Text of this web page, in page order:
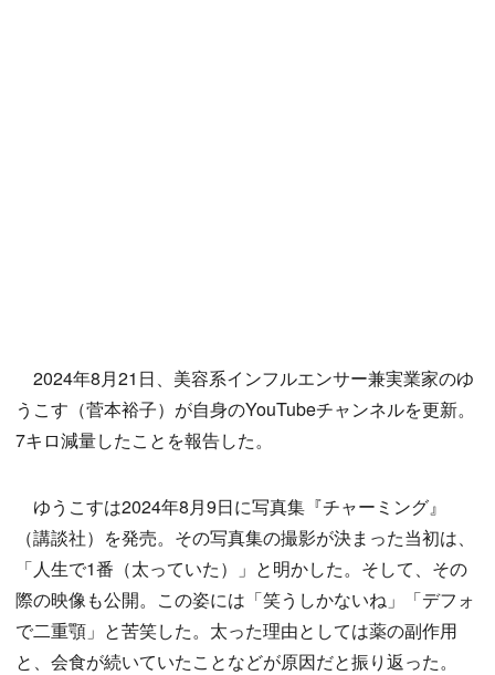
2024年8月21日、美容系インフルエンサー兼実業家のゆ
うこす（菅本裕子）が自身のYouTubeチャンネルを更新。
7キロ減量したことを報告した。
ゆうこすは2024年8月9日に写真集『チャーミング』
（講談社）を発売。その写真集の撮影が決まった当初は、
「人生で1番（太っていた）」と明かした。そして、その
際の映像も公開。この姿には「笑うしかないね」「デフォ
で二重顎」と苦笑した。太った理由としては薬の副作用
と、会食が続いていたことなどが原因だと振り返った。